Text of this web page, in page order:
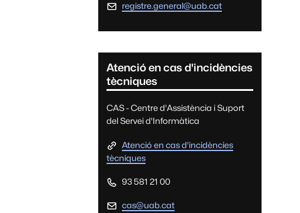
registre.general@uab.cat
Atenció en cas d'incidències
tècniques
CAS - Centre d'Assistència i Suport
del Servei d'Informàtica
Atenció en cas d'incidències
tècniques
93 581 21 00
cas@uab.cat